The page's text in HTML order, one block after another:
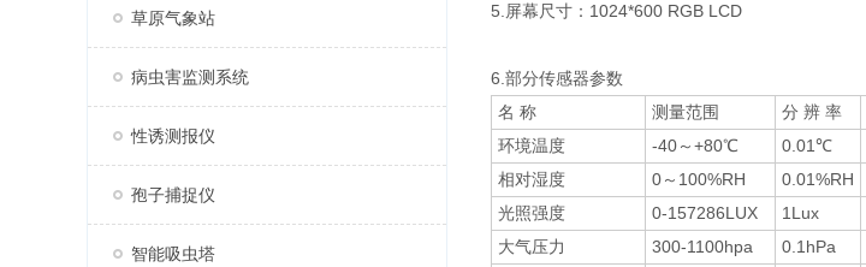
草原气象站
病虫害监测系统
性诱测报仪
孢子捕捉仪
智能吸虫塔
5.屏幕尺寸：1024*600 RGB LCD
6.部分传感器参数
名 称
测量范围 分 辨 率
环境温度
-40～+80℃ 0.01℃
相对湿度
0～100%RH 0.01%RH
光照强度
0-157286LUX 1Lux
大气压力
300-1100hpa 0.1hPa